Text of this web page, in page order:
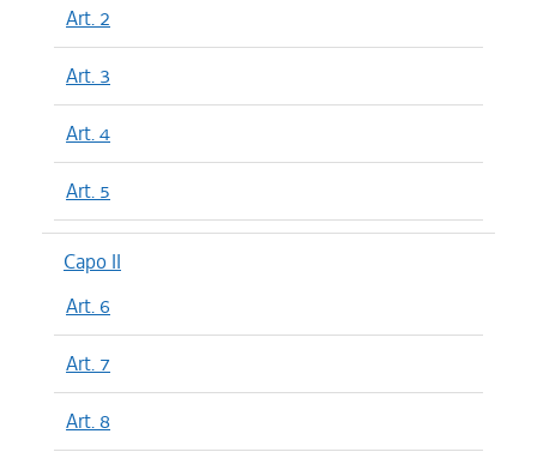
Art. 2
Art. 3
Art. 4
Art. 5
Capo II
Art. 6
Art. 7
Art. 8